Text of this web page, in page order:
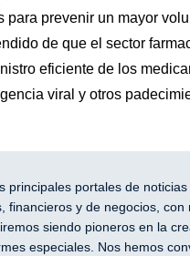
prevenir un mayor
de que el sector
eficiente de los
viral y otros
principales portales de
financieros y de negocios, con
siendo pioneros en la
especiales. Nos hemos